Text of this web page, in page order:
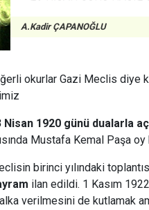
A.Kadir ÇAPANOĞLU
okurlar Gazi Meclis diye
Nisan 1920 günü dualarla
Mustafa Kemal Paşa
birinci yılındaki
ilan edildi. 1 Kasım
verilmesini de kutlamak